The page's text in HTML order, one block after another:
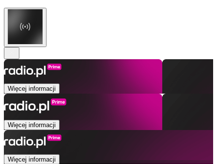
Więcej informacji
Więcej informacji
Więcej informacji